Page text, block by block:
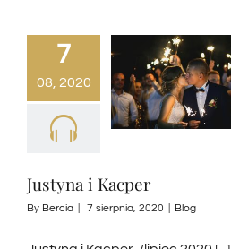
7
08, 2020
Justyna i Kacper
By Bercia 7 sierpnia, 2020 Blog